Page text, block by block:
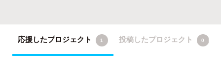
応援したプロジェクト 1 投稿したプロジェクト 0